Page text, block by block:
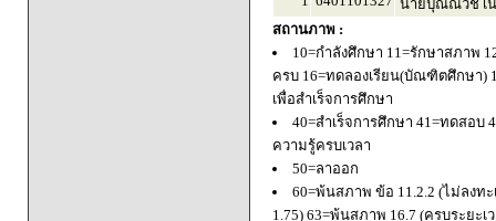
นายปุณณวิช เ
สถานภาพ :
10=กำลังศึกษา 11=รักษาสภาพ
ครบ 16=ทดลองเรียน(บัณฑิตศึกษา)
เพื่อสำเร็จการศึกษา
40=สำเร็จการศึกษา 41=ทดสอบ
ความรู้ครบเวลา
50=ลาออก
60=พ้นสภาพ ข้อ 11.2.2 (ไม่ลงท
1.75) 63=พ้นสภาพ 16.7 (ครบระยะ